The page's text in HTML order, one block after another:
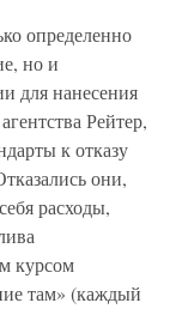
определенно
но и
для нанесения
Рейтер,
к отказу
они,
расходы,
курсом
там» (каждый